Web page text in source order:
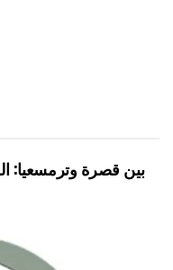
بين قصرة وترمسعيا: